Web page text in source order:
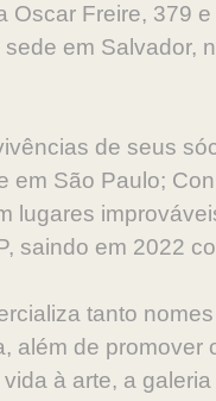
Freire, 379
em Salvador,
de seus
em São Paulo;
lugares
saindo em 2022
tanto
além de promover
à arte, a